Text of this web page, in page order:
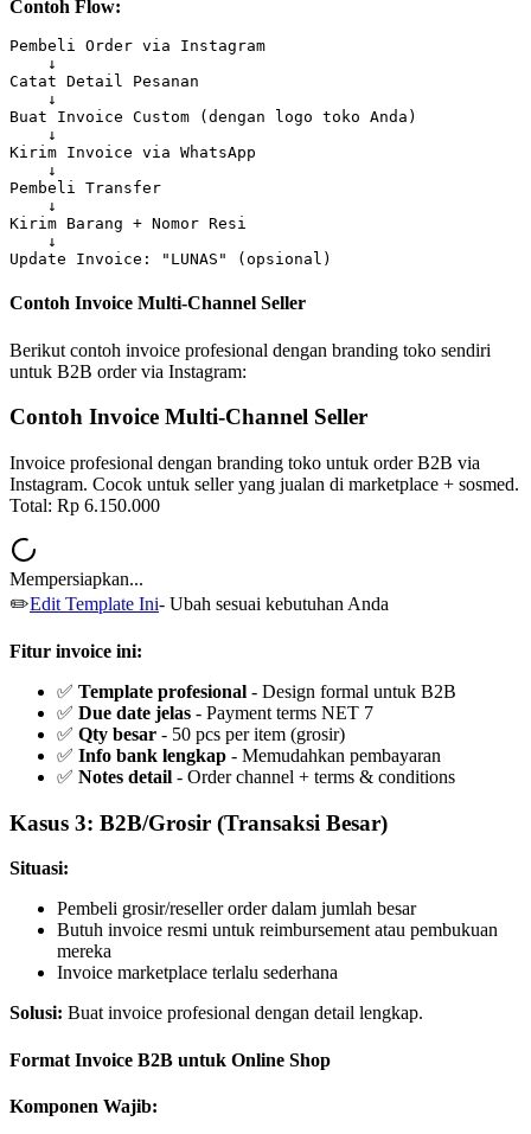
Contoh Flow:
Pembeli Order via Instagram
    ↓
Catat Detail Pesanan
    ↓
Buat Invoice Custom (dengan logo toko Anda)
    ↓
Kirim Invoice via WhatsApp
    ↓
Pembeli Transfer
    ↓
Kirim Barang + Nomor Resi
    ↓
Contoh Invoice Multi-Channel Seller
Berikut contoh invoice profesional dengan branding toko sendiri
untuk B2B order via Instagram:
Contoh Invoice Multi-Channel Seller
Invoice profesional dengan branding toko untuk order B2B via
Instagram. Cocok untuk seller yang jualan di marketplace + sosmed.
Total: Rp 6.150.000
Mempersiapkan...
✏️Edit Template Ini- Ubah sesuai kebutuhan Anda
Fitur invoice ini:
✅ Template profesional - Design formal untuk B2B
✅ Due date jelas - Payment terms NET 7
✅ Qty besar - 50 pcs per item (grosir)
✅ Info bank lengkap - Memudahkan pembayaran
✅ Notes detail - Order channel + terms & conditions
Kasus 3: B2B/Grosir (Transaksi Besar)
Situasi:
Pembeli grosir/reseller order dalam jumlah besar
Butuh invoice resmi untuk reimbursement atau pembukuan
mereka
Invoice marketplace terlalu sederhana
Solusi: Buat invoice profesional dengan detail lengkap.
Format Invoice B2B untuk Online Shop
Komponen Wajib: